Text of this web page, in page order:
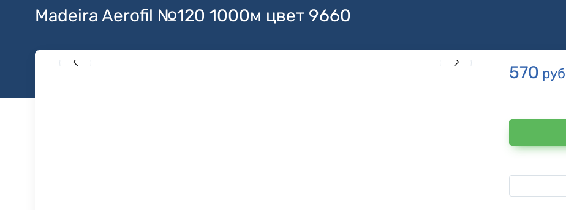
Madeira Aerofil №120 1000м цвет 9660
570 руб